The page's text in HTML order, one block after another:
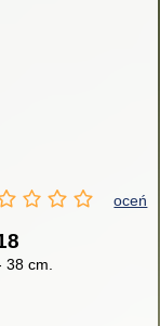
oceń
38 cm.